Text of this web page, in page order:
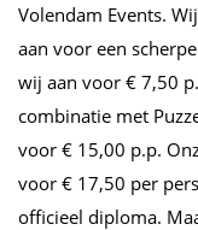
Volendam Events.
aan voor een
wij aan voor € 7,50
combinatie met
voor € 15,00 p.p.
voor € 17,50 per
officieel diploma.